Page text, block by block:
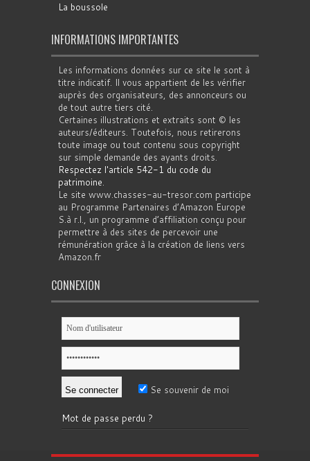
La boussole
INFORMATIONS IMPORTANTES
Les informations données sur ce site le sont à
titre indicatif. Il vous appartient de les vérifier
auprès des organisateurs, des annonceurs ou
de tout autre tiers cité.
Certaines illustrations et extraits sont © les
auteurs/éditeurs. Toutefois, nous retirerons
toute image ou tout contenu sous copyright
sur simple demande des ayants droits.
Respectez l'article 542-1 du code du
patrimoine.
Le site www.chasses-au-tresor.com participe
au Programme Partenaires d’Amazon Europe
S.à r.l., un programme d’affiliation conçu pour
permettre à des sites de percevoir une
rémunération grâce à la création de liens vers
Amazon.fr
CONNEXION
Se souvenir de moi
Mot de passe perdu ?